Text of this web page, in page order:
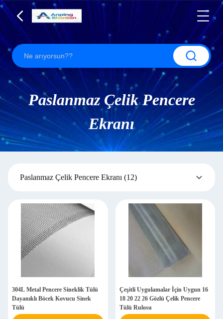
Paslanmaz Çelik Pencere
Ekranı
Paslanmaz Çelik Pencere Ekranı (12)
304L Metal Pencere Sineklik Tülü
Dayanıklı Böcek Kovucu Sinek
Tülü
Çeşitli Uygulamalar İçin Uygun 16
18 20 22 26 Gözlü Çelik Pencere
Tülü Rulosu